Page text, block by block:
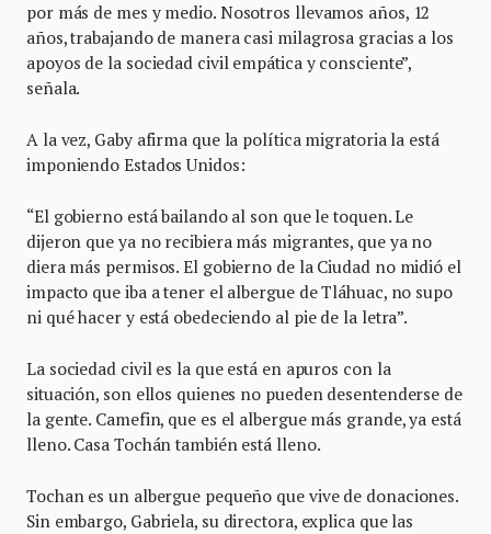
por más de mes y medio. Nosotros llevamos años, 12
años, trabajando de manera casi milagrosa gracias a los
apoyos de la sociedad civil empática y consciente”,
señala.
A la vez, Gaby afirma que la política migratoria la está
imponiendo Estados Unidos:
“El gobierno está bailando al son que le toquen. Le
dijeron que ya no recibiera más migrantes, que ya no
diera más permisos. El gobierno de la Ciudad no midió el
impacto que iba a tener el albergue de Tláhuac, no supo
ni qué hacer y está obedeciendo al pie de la letra”.
La sociedad civil es la que está en apuros con la
situación, son ellos quienes no pueden desentenderse de
la gente. Camefin, que es el albergue más grande, ya está
lleno. Casa Tochán también está lleno.
Tochan es un albergue pequeño que vive de donaciones.
Sin embargo, Gabriela, su directora, explica que las